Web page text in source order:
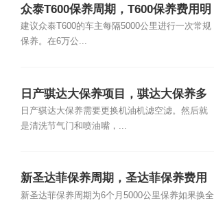
众泰T600保养周期，T600保养费用明
细表
建议众泰T600的车主每隔5000公里进行一次常规
保养。在6万公...
日产骐达大保养项目，骐达大保养多
少钱
日产骐达大保养需要更换机油机滤空滤。然后就
是清洗节气门和喷油嘴，...
新圣达菲保养周期，圣达菲保养费用
明细表
新圣达菲保养周期为6个月5000公里保养如果换全